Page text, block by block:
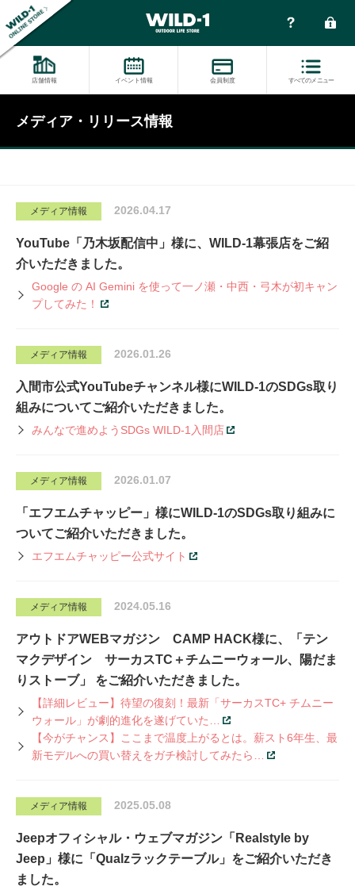
店舗情報 イベント情報 会員制度 すべてのメニュー
メディア・リリース情報
メディア情報 2026.04.17
YouTube「乃木坂配信中」様に、WILD-1幕張店をご紹
介いただきました。
Google の AI Gemini を使って一ノ瀬・中西・弓木が初キャン
プしてみた！
メディア情報 2026.01.26
入間市公式YouTubeチャンネル様にWILD-1のSDGs取り
組みについてご紹介いただきました。
みんなで進めようSDGs WILD-1入間店
メディア情報 2026.01.07
「エフエムチャッピー」様にWILD-1のSDGs取り組みに
ついてご紹介いただきました。
エフエムチャッピー公式サイト
メディア情報 2024.05.16
アウトドアWEBマガジン CAMP HACK様に、「テン
マクデザイン サーカスTC＋チムニーウォール、陽だま
りストーブ」 をご紹介いただきました。
【詳細レビュー】待望の復刻！最新「サーカスTC+ チムニー
ウォール」が劇的進化を遂げていた…
【今がチャンス】ここまで温度上がるとは。薪スト6年生、最
新モデルへの買い替えをガチ検討してみたら…
メディア情報 2025.05.08
Jeepオフィシャル・ウェブマガジン「Realstyle by
Jeep」様に「Qualzラックテーブル」をご紹介いただき
ました。